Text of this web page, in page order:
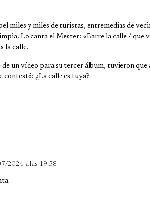
miles y miles de turistas, entremedias de
Lo canta el Mester: «Barre la calle / que
la calle.
un vídeo para su tercer álbum, tuvieron que
contestó: ¿La calle es tuya?
2024 a las 19:58